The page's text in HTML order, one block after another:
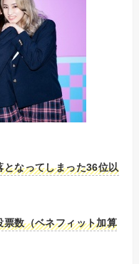
となってしまった36位以
数（ベネフィット加算